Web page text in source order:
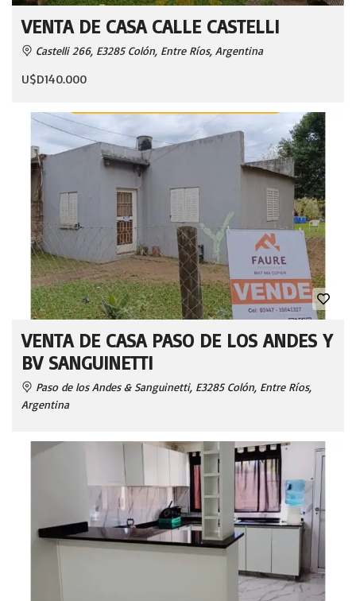
VENTA DE CASA CALLE CASTELLI
Castelli 266, E3285 Colón, Entre Ríos, Argentina
U$D140.000
VENTA DE CASA PASO DE LOS ANDES Y
BV SANGUINETTI
Paso de los Andes & Sanguinetti, E3285 Colón, Entre Ríos,
Argentina